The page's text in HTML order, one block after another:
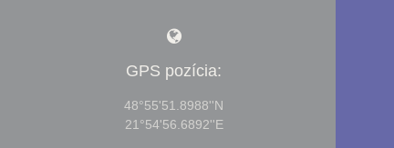
GPS pozícia:
48°55'51.8988''N
21°54'56.6892''E